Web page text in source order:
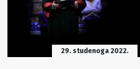
29. studenoga 2022.